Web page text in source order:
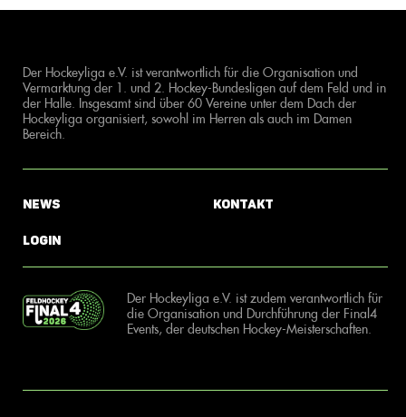
Der Hockeyliga e.V. ist verantwortlich für die Organisation und
Vermarktung der 1. und 2. Hockey-Bundesligen auf dem Feld und in
der Halle. Insgesamt sind über 60 Vereine unter dem Dach der
Hockeyliga organisiert, sowohl im Herren als auch im Damen
Bereich.
News
Login
Kontakt
Der Hockeyliga e.V. ist zudem verantwortlich für
die Organisation und Durchführung der Final4
Events, der deutschen Hockey-Meisterschaften.